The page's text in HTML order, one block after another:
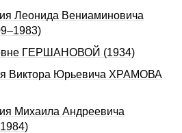
Леонида Вениаминовича
ГЕРШАHОВОЙ (1934)
Виктора Юрьевича ХРАМОВА
Михаила Андpеевича